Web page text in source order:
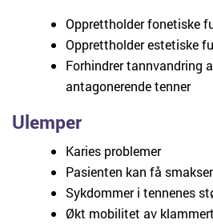
Opprettholder fonetiske
Opprettholder estetiske
Forhindrer tannvandring
antagonerende tenner
Ulemper
Karies problemer
Pasienten kan få
Sykdommer i tennenes
Økt mobilitet av